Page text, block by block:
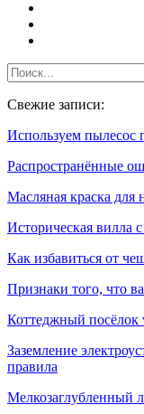
Свежие записи:
Используем пылесос
Распространённые
Масляная краска для
Историческая вилла
Как избавиться от
Признаки того, что
Коттеджный посёлок
Заземление
правила
Мелкозаглубленный